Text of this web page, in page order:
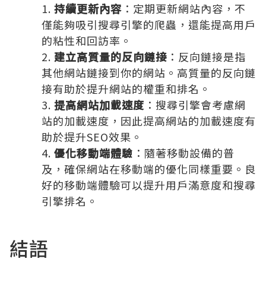
持續更新內容 ：定期更新網站內容，不
僅能夠吸引搜尋引擎的爬蟲，還能提高用戶
的粘性和回訪率。
建立高質量的反向鏈接 ：反向鏈接是指
其他網站鏈接到你的網站。高質量的反向鏈
接有助於提升網站的權重和排名。
提高網站加載速度 ：搜尋引擎會考慮網
站的加載速度，因此提高網站的加載速度有
助於提升SEO效果。
優化移動端體驗 ：隨著移動設備的普
及，確保網站在移動端的優化同樣重要。良
好的移動端體驗可以提升用戶滿意度和搜尋
引擎排名。
結語